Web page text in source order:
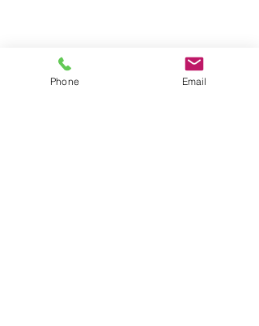
Phone Email